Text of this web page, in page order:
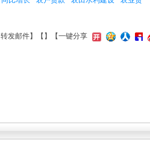
转发邮件】【 】 【一键分享